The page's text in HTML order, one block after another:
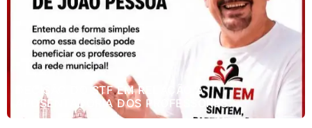
DECISÃO DO STF EM RELAÇÃO A
APOSENTADORIA DOS PROFESSORES.